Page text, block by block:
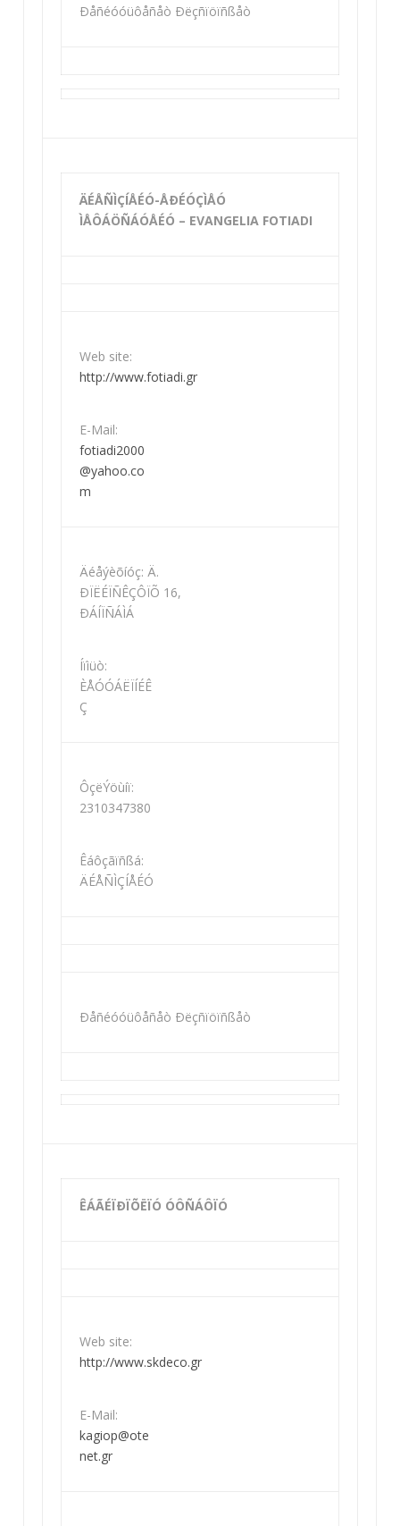
Ðåñéóóüôåñåò Ðëçñïöïñßåò
ÄÉÅÑÌÇÍÅÉÓ-ÅÐÉÓÇÌÅÓ
ÌÅÔÁÖÑÁÓÅÉÓ – EVANGELIA FOTIADI
Web site:
http://www.fotiadi.gr
E-Mail:
fotiadi2000
@yahoo.co
m
Äéåýèõíóç: Ä.
ÐÏËÉÏÑÊÇÔÏÕ 16,
ÐÁÍÏÑÁÌÁ
Íïìüò:
ÈÅÓÓÁËÏÍÉÊ
Ç
ÔçëÝöùíï:
2310347380
Êáôçãïñßá:
ÄÉÅÑÌÇÍÅÉÓ
Ðåñéóóüôåñåò Ðëçñïöïñßåò
ÊÁÃÉÏÐÏÕËÏÓ ÓÔÑÁÔÏÓ
Web site:
http://www.skdeco.gr
E-Mail:
kagiop@ote
net.gr